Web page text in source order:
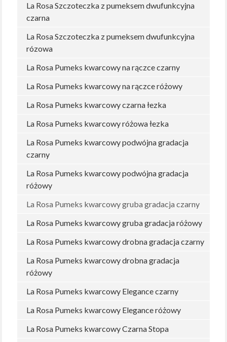
La Rosa Szczoteczka z pumeksem dwufunkcyjna
czarna
La Rosa Szczoteczka z pumeksem dwufunkcyjna
rózowa
La Rosa Pumeks kwarcowy na rączce czarny
La Rosa Pumeks kwarcowy na rączce różowy
La Rosa Pumeks kwarcowy czarna łezka
La Rosa Pumeks kwarcowy różowa łezka
La Rosa Pumeks kwarcowy podwójna gradacja
czarny
La Rosa Pumeks kwarcowy podwójna gradacja
różowy
La Rosa Pumeks kwarcowy gruba gradacja czarny
La Rosa Pumeks kwarcowy gruba gradacja różowy
La Rosa Pumeks kwarcowy drobna gradacja czarny
La Rosa Pumeks kwarcowy drobna gradacja
różowy
La Rosa Pumeks kwarcowy Elegance czarny
La Rosa Pumeks kwarcowy Elegance różowy
La Rosa Pumeks kwarcowy Czarna Stopa